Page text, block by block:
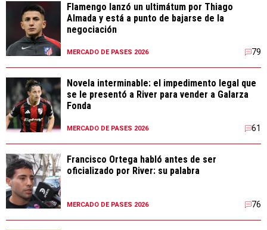
Flamengo lanzó un ultimátum por Thiago
Almada y está a punto de bajarse de la
negociación
MERCADO DE PASES 2026 79
Novela interminable: el impedimento legal que
se le presentó a River para vender a Galarza
Fonda
MERCADO DE PASES 2026 61
Francisco Ortega habló antes de ser
oficializado por River: su palabra
MERCADO DE PASES 2026 76